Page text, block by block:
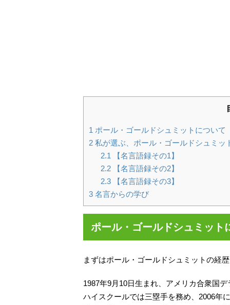
1 ポール・ゴールドシュミットについて
2 私が選ぶ、ポール・ゴールドシュミッ
2.1 【名言語録その1】
2.2【名言語録その2】
2.3【名言語録その3】
3 名言からの学び
ポール・ゴールドシュミット
まずはポール・ゴールドシュミットの経
1987年9月10日生まれ、アメリカ合衆国
ハイスクールでは三塁手を務め、2006年